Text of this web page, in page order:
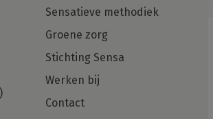
zorgHART en net dat
extra gezocht voor Regio
Basis Psycholoog met
dan zijn wij op zoek
Sensatieve methodiek
Groene zorg
Stichting Sensa
Werken bij
Contact